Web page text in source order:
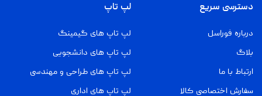
دسترسی سریع
درباره فوراسل
بلاگ
ارتباط با ما
سفارش اختصاصی کالا
لپ تاپ
لپ تاپ های گیمینگ
لپ تاپ های دانشجویی
لپ تاپ های طراحی و مهندسی
لپ تاپ های اداری